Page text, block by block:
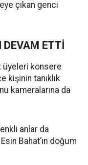
çıkan genci
DEVAM ETTİ
üyeleri konsere
kişinin tanıklık
kameralarına da
anlar da
Bahat’ın doğum